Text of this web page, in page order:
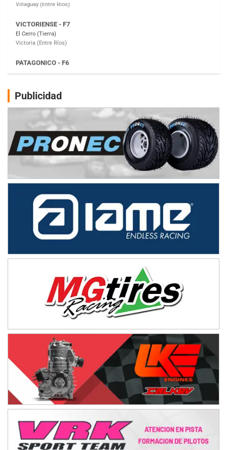
Moto Club Reginense (Tierra)
Gral. E. Godoy (Río Negro)
Juventud Unida (Tierra)
Humboldt (Santa Fe)
NORESTE SANTAFESINO - F6
Avellaneda (Santa Fe)
SUR SANTAFESINO - F4
José Samuel Sánchez (Tierra)
Rufino (Santa Fe)
Juan Navarro (Asfalto)
COBERTURA ESPECIAL DE E-KART.COM.AR
08/09-AGO
IAME SERIES ARGENTINA 6
Baradero (Buenos Aires)
Ciudad de Trenque Lauquen (Asfalto)
Trenque Lauquen (Buenos Aires)
ENTRERRIANO - F6 (POSTERGADA)
Villaguay (Entre Ríos)
VICTORIENSE - F7
El Cerro (Tierra)
Victoria (Entre Ríos)
PATAGONICO - F6
Moto Club Reginense (Tierra)
Gral. E. Godoy (Río Negro)
CSK - F7
Juventud Unida (Tierra)
Humboldt (Santa Fe)
Publicidad